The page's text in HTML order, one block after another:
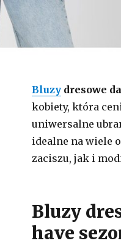
Bluzydresowe
kobiety, która
uniwersalne
idealne na wiele
zaciszu, jak i
Bluzy
have